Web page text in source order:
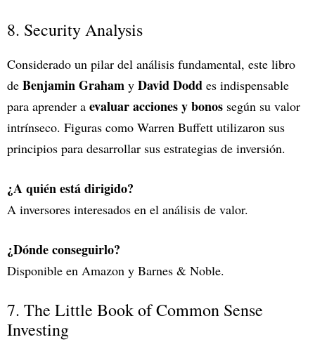
8. Security Analysis
Considerado un pilar del análisis fundamental, este libro
de Benjamin Graham y David Dodd es indispensable
para aprender a evaluar acciones y bonos según su valor
intrínseco. Figuras como Warren Buffett utilizaron sus
principios para desarrollar sus estrategias de inversión.
¿A quién está dirigido?
A inversores interesados en el análisis de valor.
¿Dónde conseguirlo?
Disponible en Amazon y Barnes & Noble.
7. The Little Book of Common Sense
Investing